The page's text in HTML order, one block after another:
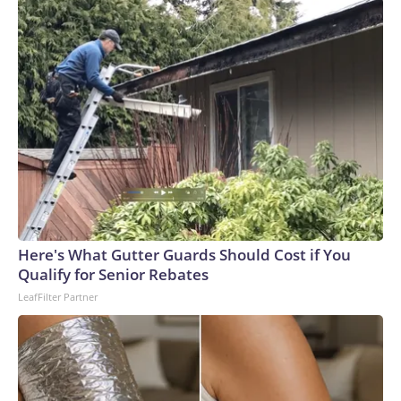
comment on the patient, saying only that they are now
“recovering well.”The US Antarctic Program did not
immediately reply to CNN’s request for details.“Every
Antarctic mission demands absolute precision, but winter
operations raise the complexity significantly,” Captain Al
Wallach, the main pilot on the flight, said in a statement.
“The conditions we encountered were right on the edge of
even the most specialized aircraft capability.”Louise
Robertson, the co-pilot of the successful mission, told CNN
that even during the summer months, missions to Antarctica
are no easy feat.“Most of the runways are just compacted
snow, which means that there’s groomers that come out and
prepare the runway to make sure it’s got enough friction for
the aircraft to be able to stop, and then also that the surface
are in constant communication with meteorological teams
across the globe to track unpredictable weather
patterns.That preparation only intensifies during rare and
daring winter flights, and the pressure was compounded due
Here's What Gutter Guards Should Cost if You
Qualify for Senior Rebates
LeafFilter Partner